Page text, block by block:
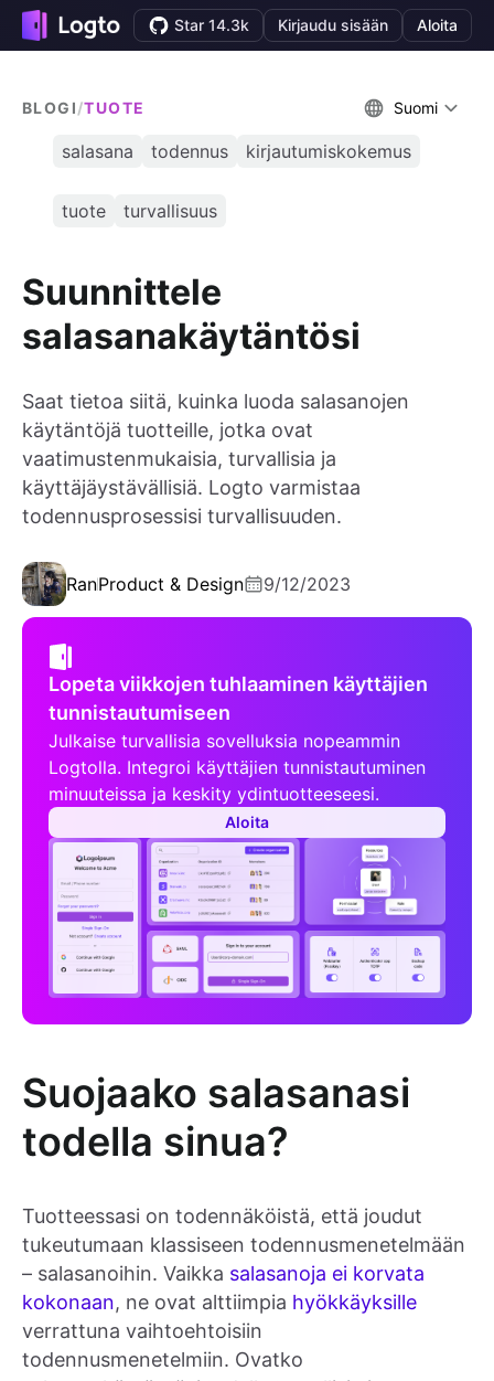
Star 14.3k Kirjaudu sisään Aloita
BLOGI/TUOTE Suomi
salasana todennus kirjautumiskokemus
tuote turvallisuus
Suunnittele
salasanakäytäntösi
Saat tietoa siitä, kuinka luoda salasanojen
käytäntöjä tuotteille, jotka ovat
vaatimustenmukaisia, turvallisia ja
käyttäjäystävällisiä. Logto varmistaa
todennusprosessisi turvallisuuden.
RanProduct & Design 9/12/2023
Lopeta viikkojen tuhlaaminen käyttäjien
tunnistautumiseen
Julkaise turvallisia sovelluksia nopeammin
Logtolla. Integroi käyttäjien tunnistautuminen
minuuteissa ja keskity ydintuotteeseesi.
Aloita
Suojaako salasanasi
todella sinua?
Tuotteessasi on todennäköistä, että joudut
tukeutumaan klassiseen todennusmenetelmään
– salasanoihin. Vaikka salasanoja ei korvata
kokonaan, ne ovat alttiimpia hyökkäyksille
verrattuna vaihtoehtoisiin
todennusmenetelmiin. Ovatko